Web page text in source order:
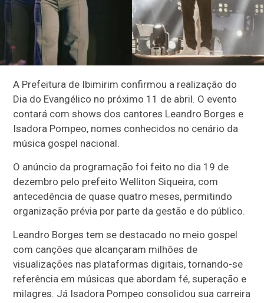
A Prefeitura de Ibimirim confirmou a realização do
Dia do Evangélico no próximo 11 de abril. O evento
contará com shows dos cantores Leandro Borges e
Isadora Pompeo, nomes conhecidos no cenário da
música gospel nacional.
O anúncio da programação foi feito no dia 19 de
dezembro pelo prefeito Welliton Siqueira, com
antecedência de quase quatro meses, permitindo
organização prévia por parte da gestão e do público.
Leandro Borges tem se destacado no meio gospel
com canções que alcançaram milhões de
visualizações nas plataformas digitais, tornando-se
referência em músicas que abordam fé, superação e
milagres. Já Isadora Pompeo consolidou sua carreira